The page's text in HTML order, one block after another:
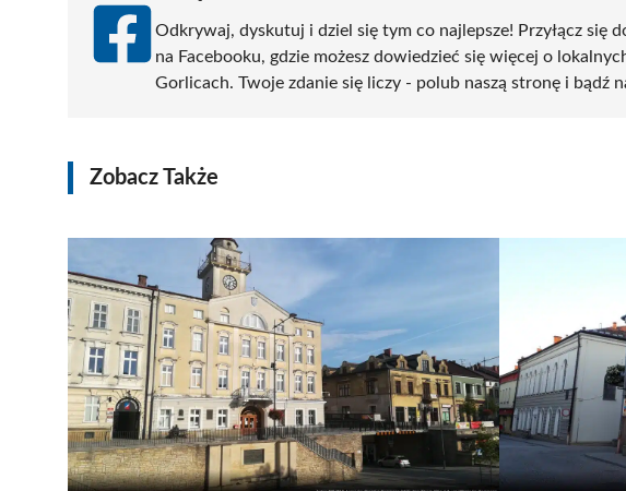
Odkrywaj, dyskutuj i dziel się tym co najlepsze! Przyłącz się
na Facebooku, gdzie możesz dowiedzieć się więcej o
Gorlicach. Twoje zdanie się liczy - polub naszą stronę i bądź
Zobacz Także